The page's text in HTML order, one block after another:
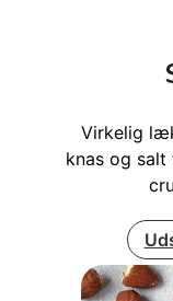
Virkelig
knas og salt